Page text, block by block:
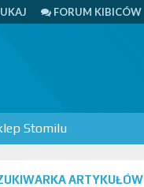
FORUM KIBICÓW
Stomilu
ARTYKUŁÓW